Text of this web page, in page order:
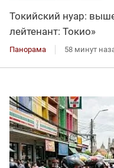
Токийский нуар:
лейтенант: Токио»
Панорама 58 минут